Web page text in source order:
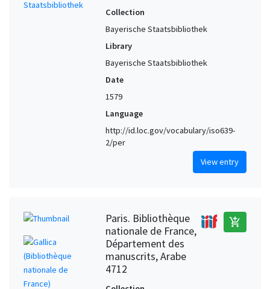
Collection
Bayerische Staatsbibliothek
Library
Bayerische Staatsbibliothek
Date
1579
Language
http://id.loc.gov/vocabulary/iso639-
2/per
View entry
Paris. Bibliothèque
nationale de France,
Département des
manuscrits, Arabe
4712
add_shopping_cart